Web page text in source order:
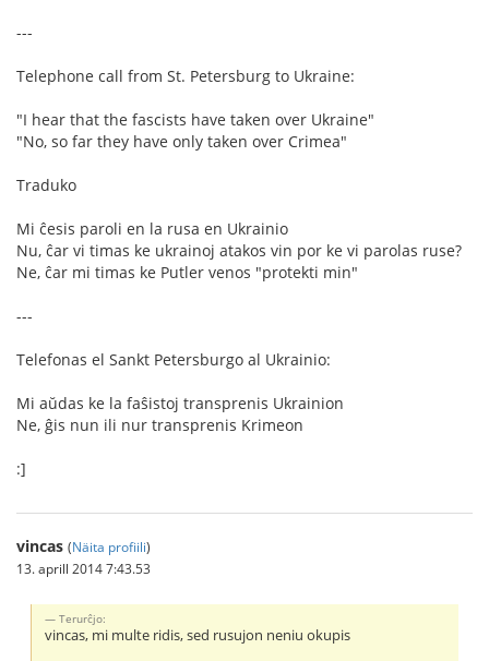
---
Telephone call from St. Petersburg to Ukraine:
"I hear that the fascists have taken over Ukraine"
"No, so far they have only taken over Crimea"
Traduko
Mi ĉesis paroli en la rusa en Ukrainio
Nu, ĉar vi timas ke ukrainoj atakos vin por ke vi parolas ruse?
Ne, ĉar mi timas ke Putler venos "protekti min"
---
Telefonas el Sankt Petersburgo al Ukrainio:
Mi aŭdas ke la faŝistoj transprenis Ukrainion
Ne, ĝis nun ili nur transprenis Krimeon
:]
vincas (Näita profiili)
13. aprill 2014 7:43.53
Terurĉjo:
vincas, mi multe ridis, sed rusujon neniu okupis